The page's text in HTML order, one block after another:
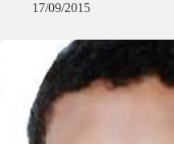
17/09/2015